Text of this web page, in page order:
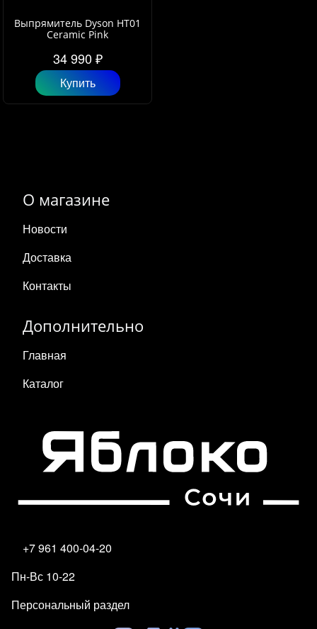
Выпрямитель Dyson HT01
Ceramic Pink
34 990 ₽
Купить
О магазине
Новости
Доставка
Контакты
Дополнительно
Главная
Каталог
+7 961 400-04-20
Пн-Вс 10-22
Персональный раздел